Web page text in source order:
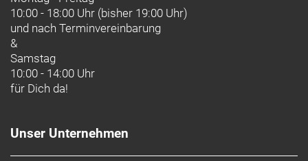
10:00 - 18:00 Uhr (bisher 19:00 Uhr)
und nach Terminvereinbarung
&
Samstag
10:00 - 14:00 Uhr
für Dich da!
Unser Unternehmen